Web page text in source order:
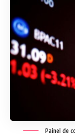
Painel de